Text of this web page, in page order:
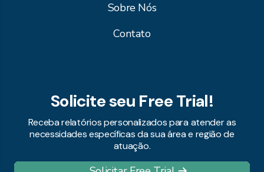
Sobre Nós
Contato
Solicite seu Free Trial!
Receba relatórios personalizados para atender as
necessidades específicas da sua área e região de
atuação.